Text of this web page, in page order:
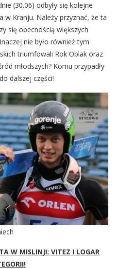
(30.06) odbyły się kolejne
w Kranju. Należy przyznać, że ta
się obecnością większych
nie było również tym
triumfowali Rok Oblak oraz
młodszych? Komu przypadły
dalszej części!
W MISLINJI: VITEZ I LOGAR